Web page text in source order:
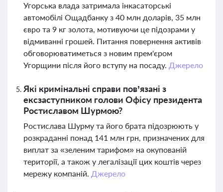
Угорська влада затримала інкасаторські
автомобілі Ощадбанку з 40 млн доларів, 35 млн
євро та 9 кг золота, мотивуючи це підозрами у
відмиванні грошей. Питання повернення активів
обговорюватиметься з новим прем'єром
Угорщини після його вступу на посаду. Джерело
Які кримінальні справи пов’язані з
ексзаступником голови Офісу президента
Ростиславом Шурмою?
Ростислава Шурму та його брата підозрюють у
розкраданні понад 141 млн грн, призначених для
виплат за «зеленим тарифом» на окупованій
території, а також у легалізації цих коштів через
мережу компаній. Джерело